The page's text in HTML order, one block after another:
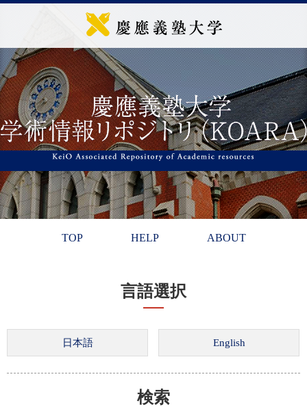
TOP HELP ABOUT
言語選択
検索